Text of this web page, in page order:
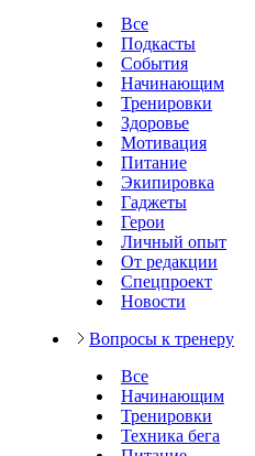
Все
Подкасты
События
Начинающим
Тренировки
Здоровье
Мотивация
Питание
Экипировка
Гаджеты
Герои
Личный опыт
От редакции
Спецпроект
Новости
Вопросы к тренеру
Все
Начинающим
Тренировки
Техника бега